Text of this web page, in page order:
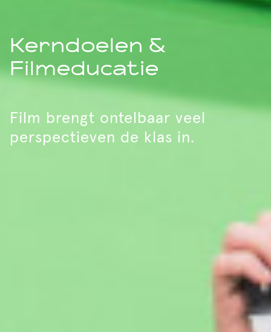
Kerndoelen &
Filmeducatie
Film brengt ontelbaar veel
perspectieven de klas in.